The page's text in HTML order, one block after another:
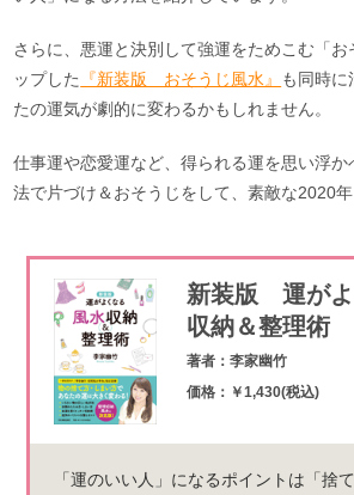
さらに、悪運と決別して強運をためこむ「
ップした
『新装版 おそうじ風水』
も同時に
たの運気が劇的に変わるかもしれません。
仕事運や恋愛運など、得られる運を思い浮
法で片づけ＆おそうじをして、素敵な2020年
新装版 運が
収納＆整理術
著者：李家幽竹
価格：￥1,430(税込)
「運のいい人」になるポイントは「捨